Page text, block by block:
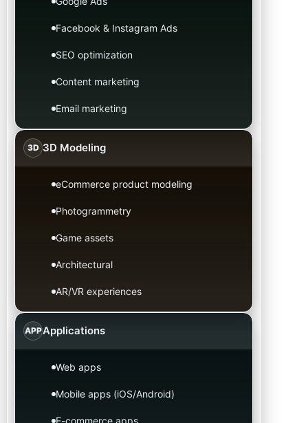
Facebook & Instagram Ads
SEO optimization
Content marketing
Email marketing
3D 3D Modeling
eCommerce product modeling
Photogrammetry
Game assets
Architectural
AR/VR experiences
APPApplications
Web apps
Mobile apps (iOS/Android)